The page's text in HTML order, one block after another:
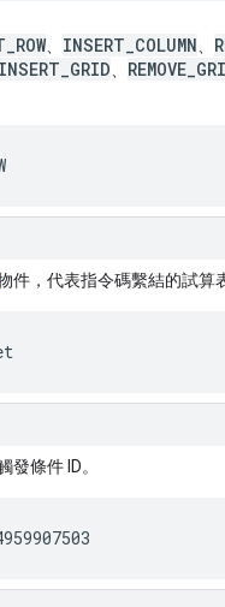
、 INSERT_COLUMN
INSERT_GRID
件，代表指令碼繫結的試算
發條件 ID。